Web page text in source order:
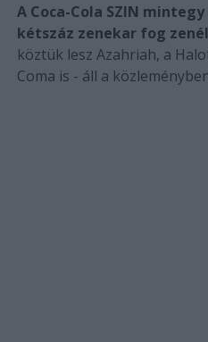
A Coca-Cola SZIN
kétszáz zenekar fog
köztük lesz Azahriah, a
Coma is - áll a